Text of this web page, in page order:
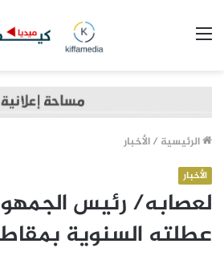
الرئيسية /الأخبار
الأخبار
لعصابه/ رئيس
عطلته السنوية